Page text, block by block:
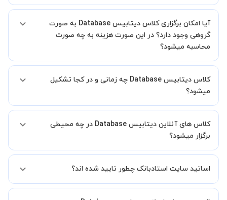
کنید.
آیا امکان برگزاری کلاس دیتابیس Database به صورت
گروهی وجود دارد؟ در این صورت هزینه به چه صورت
محاسبه میشود؟
در صورتیکه مایل هستید کلاس ها را در کنار دوستان و یا آشنایان خود به
صورت گروهی برگزار کنید، این امکان وجود دارد. در این حالت، به ازای هر
اضافه خواهد شد.
کلاس دیتابیس Database چه زمانی و در کجا تشکیل
میشود؟
استاد تعیین خواهد شد.
همچنین کلاس های خصوصی به طور کلی در منزل شاگرد برگزار میشود. در
کلاس در یک مکان عمومی مانند کتابخانه با استاد خود هماهنگی لازم را
انجام دهید.
کلاس های آنلاین دیتابیس Database در چه محیطی
برگزار میشود؟
اساتید سایت استادبانک چطور تایید شده اند؟